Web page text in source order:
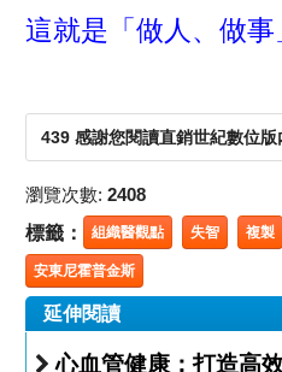
這就是「做人、做事
439 感謝您閱讀直銷世紀數位版
瀏覽次數: 2408
標籤： 組織醫觀點 失智 複製
安東尼霍普金斯
延伸閱讀
心血管健康：打造高效的循